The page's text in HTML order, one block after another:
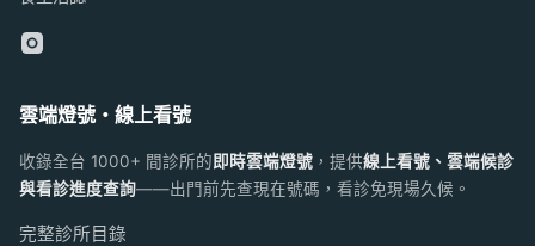
雲端燈號・線上看號
收錄全台 1000+ 間診所的 即時雲端燈號 ，提供線上看號、雲端候診
與看診進度查詢——出門前先查現在號碼，看診免現場久候。
完整診所目錄